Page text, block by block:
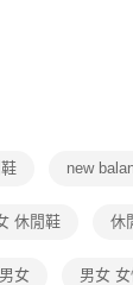
天內，點擊此簡訊
式進行付款，方視
先享後付 」之結
欲退款等相關疑
限公司提供之「
公司。
含以上)免運費
new
休閒鞋 休
女 男女 女